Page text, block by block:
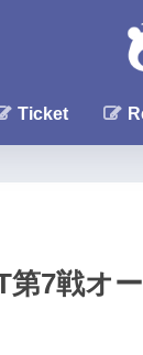
Ticket
第7戦